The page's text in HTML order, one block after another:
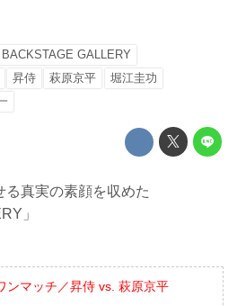
BACKSTAGE GALLERY
昇侍 萩原京平
堀江圭功
真実の素顔を収めた
」
ンマッチ／昇侍 vs. 萩原京平